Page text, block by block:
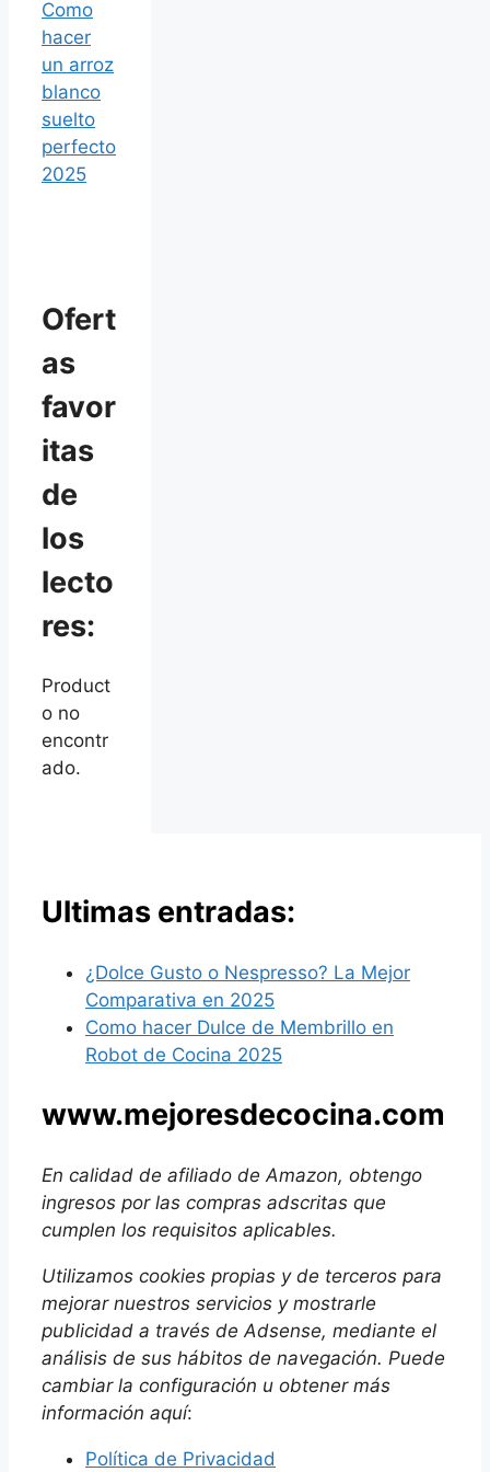
Como
hacer
un arroz
blanco
suelto
perfecto
2025
Ofert
as
favor
itas
de
los
lecto
res:
Product
o no
encontr
ado.
Ultimas entradas:
¿Dolce Gusto o Nespresso? La Mejor
Comparativa en 2025
Como hacer Dulce de Membrillo en
Robot de Cocina 2025
www.mejoresdecocina.com
En calidad de afiliado de Amazon, obtengo
ingresos por las compras adscritas que
cumplen los requisitos aplicables.
Utilizamos cookies propias y de terceros para
mejorar nuestros servicios y mostrarle
publicidad a través de Adsense, mediante el
análisis de sus hábitos de navegación. Puede
cambiar la configuración u obtener más
información aquí:
Política de Privacidad